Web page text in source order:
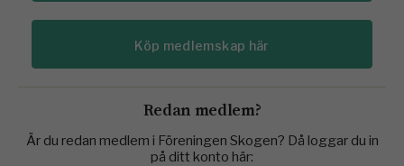
Köp medlemskap här
Redan medlem?
Är du redan medlem i Föreningen Skogen? Då loggar du in
på ditt konto här: